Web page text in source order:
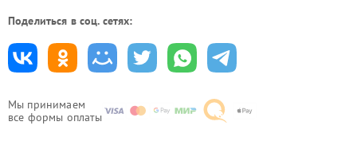
Мы принимаем
все формы оплаты
Поделиться в соц. сетях: